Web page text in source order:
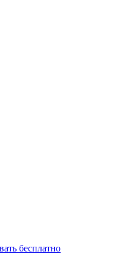
бесплатно